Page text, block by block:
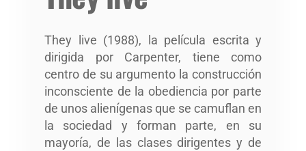
They live (1988), la película escrita y
dirigida por Carpenter, tiene como
centro de su argumento la construcción
inconsciente de la obediencia por parte
de unos alienígenas que se camuflan en
la sociedad y forman parte, en su
mayoría, de las clases dirigentes y de